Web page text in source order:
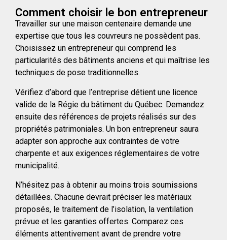
Comment choisir le bon entrepreneur
Travailler sur une maison centenaire demande une
expertise que tous les couvreurs ne possèdent pas.
Choisissez un entrepreneur qui comprend les
particularités des bâtiments anciens et qui maîtrise les
techniques de pose traditionnelles.
Vérifiez d’abord que l’entreprise détient une licence
valide de la Régie du bâtiment du Québec. Demandez
ensuite des références de projets réalisés sur des
propriétés patrimoniales. Un bon entrepreneur saura
adapter son approche aux contraintes de votre
charpente et aux exigences réglementaires de votre
municipalité.
N’hésitez pas à obtenir au moins trois soumissions
détaillées. Chacune devrait préciser les matériaux
proposés, le traitement de l’isolation, la ventilation
prévue et les garanties offertes. Comparez ces
éléments attentivement avant de prendre votre